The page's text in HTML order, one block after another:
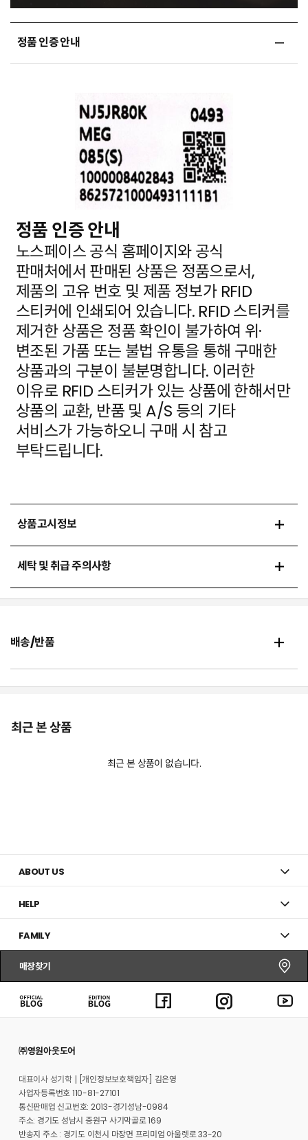
정품 인증 안내
정품 인증 안내
노스페이스 공식 홈페이지와 공식
판매처에서 판매된 상품은 정품으로서,
제품의 고유 번호 및 제품 정보가 RFID
스티커에 인쇄되어 있습니다. RFID 스티커를
제거한 상품은 정품 확인이 불가하여 위·
변조된 가품 또는 불법 유통을 통해 구매한
상품과의 구분이 불분명합니다. 이러한
이유로 RFID 스티커가 있는 상품에 한해서만
상품의 교환, 반품 및 A/S 등의 기타
서비스가 가능하오니 구매 시 참고
부탁드립니다.
상품고시정보
세탁 및 취급 주의사항
배송/반품
최근 본 상품
최근 본 상품이 없습니다.
ABOUT US
HELP
FAMILY
매장찾기
㈜영원아웃도어
대표이사 성기학
[개인정보보호책임자] 김은영
사업자등록번호 110-81-27101
통신판매업 신고번호: 2013-경기성남-0984
주소: 경기도 성남시 중원구 사기막골로 169
반송지 주소 : 경기도 이천시 마장면 프리미엄 아울렛로 33-20